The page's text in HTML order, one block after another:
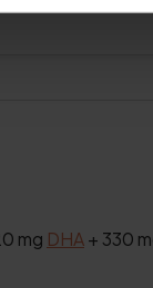
mg DHA+ 330